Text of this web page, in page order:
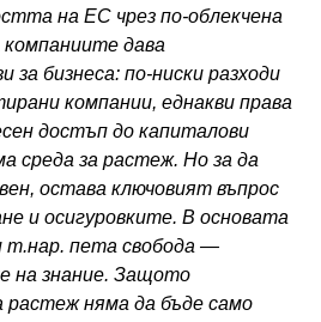
на ЕС чрез по-облекчена
компаниите дава
за бизнеса: по-ниски разходи
компании, еднакви права
достъп до капиталови
среда за растеж. Но за да
остава ключовият въпрос
и осигуровките. В основата
т.нар. пета свобода —
на знание. Защото
няма да бъде само